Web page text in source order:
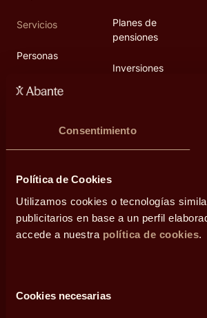
Consentimiento
Política de Cookies
Utilizamos cookies o tecnologías
publicitarios en base a un perfil
accede a nuestra política de cookies.
deCookies necesarias
Servicios
Personas
Grupos familiares
Planes de
pensiones
Inversiones